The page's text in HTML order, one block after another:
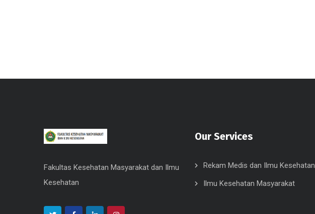
Fakultas Kesehatan Masyarakat dan Ilmu
Kesehatan
Our Services
Rekam Medis dan Ilmu Kesehatan
Ilmu Kesehatan Masyarakat